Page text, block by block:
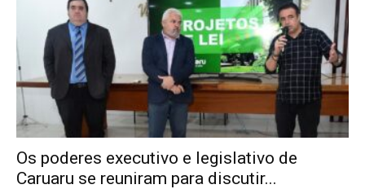
Os poderes executivo e legislativo de
Caruaru se reuniram para discutir...